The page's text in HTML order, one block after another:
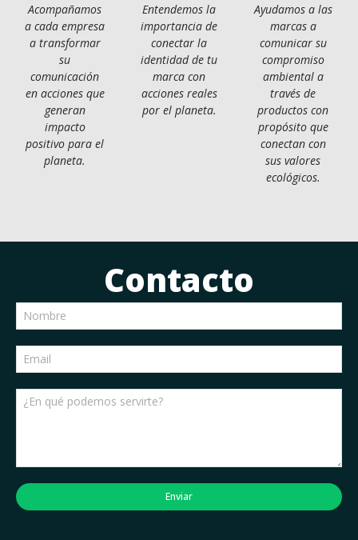
Acompañamos
a cada empresa
a transformar
su
comunicación
en acciones que
generan
impacto
positivo para el
planeta.
Entendemos la
importancia de
conectar la
identidad de tu
marca con
acciones reales
por el planeta.
Ayudamos a las
marcas a
comunicar su
compromiso
ambiental a
través de
productos con
propósito que
conectan con
sus valores
ecológicos.
Contacto
Enviar